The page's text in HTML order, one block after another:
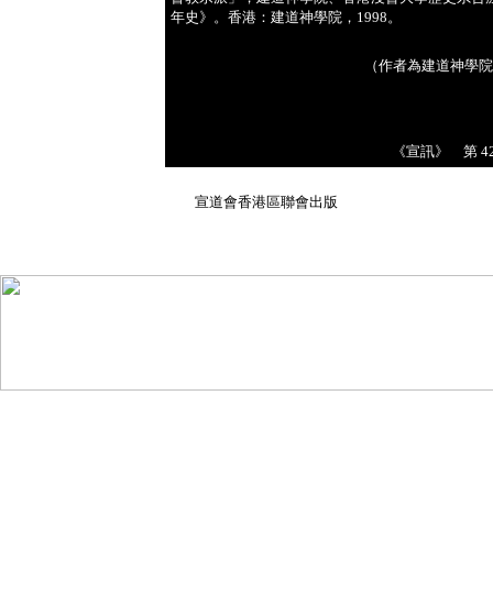
年史》。香港：建道神學院，1998。
（作者為建道神學
《宣訊》 第
宣道會香港區聯會出